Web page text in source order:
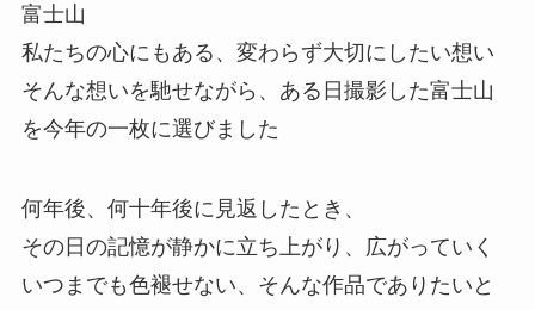
富士山
私たちの心にもある、変わらず大切にしたい想い
そんな想いを馳せながら、ある日撮影した富士山
を今年の一枚に選びました
何年後、何十年後に見返したとき、
その日の記憶が静かに立ち上がり、広がっていく
いつまでも色褪せない、そんな作品でありたいと